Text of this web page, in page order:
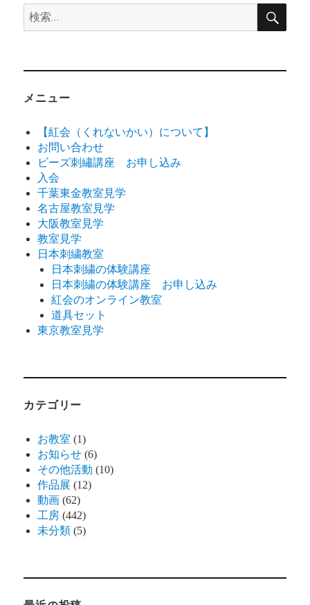
検
索:
検
メニュー
【紅会（くれないかい）について】
お問い合わせ
ビーズ刺繡講座 お申し込み
入会
千葉東金教室見学
名古屋教室見学
大阪教室見学
教室見学
日本刺繍教室
日本刺繍の体験講座
日本刺繍の体験講座 お申し込み
紅会のオンライン教室
道具セット
東京教室見学
カテゴリー
お教室 (1)
お知らせ (6)
その他活動 (10)
作品展 (12)
動画 (62)
工房 (442)
未分類 (5)